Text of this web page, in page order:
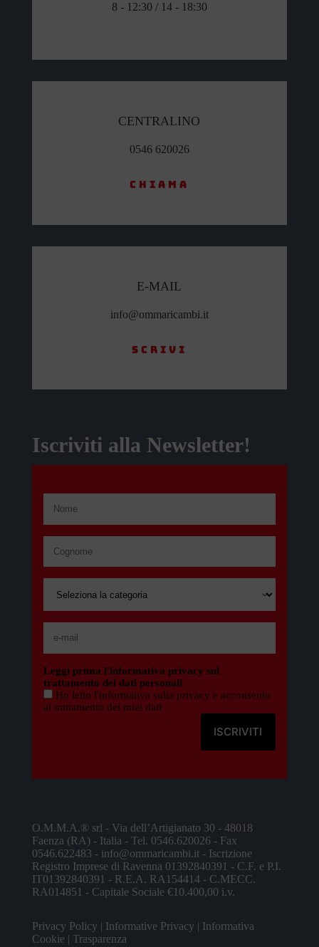
8 - 12:30 / 14 - 18:30
CENTRALINO
0546 620026
Chiama
E-MAIL
info@ommaricambi.it
Scrivi
Iscriviti alla Newsletter!
Leggi prima l'informativa privacy sul
trattamento dei dati personali
Ho letto l'informativa sulla privacy e acconsento
al trattamento dei miei dati
O.M.M.A.® srl - Via dell’Artigianato 30 - 48018
Faenza (RA) - Italia - Tel. 0546.620026 - Fax
0546.622483 - info@ommaricambi.it - Iscrizione
Registro Imprese di Ravenna 01392840391 - C.F. e P.I.
IT01392840391 - R.E.A. RA154414 - C.MECC.
RA014851 - Capitale Sociale €10.400,00 i.v.
Privacy Policy| Informative Privacy| Informativa
Cookie| Trasparenza